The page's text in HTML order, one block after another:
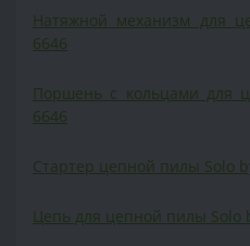
Натяжной механизм для
6646
Поршень с кольцами для
6646
Cтартер цепной пилы Solo
Цепь для цепной пилы Solo